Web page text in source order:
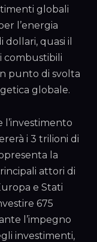
globali
l’energia
quasi il
combustibili
punto di svolta
globale.
l’investimento
i 3 trilioni di
la
attori di
e Stati
675
l’impegno
investimenti,